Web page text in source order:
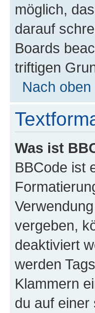
möglich,
darauf
Boards
triftigen
Nach oben
Was ist
BBCode ist
vergeben,
deaktiviert
werden
Klammern
du auf einer